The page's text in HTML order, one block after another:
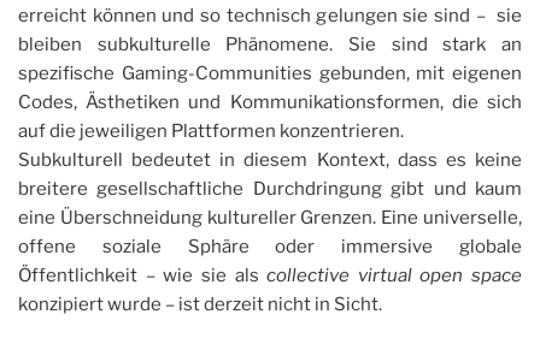
erreicht können und so technisch gelungen sie sind – sie
bleiben subkulturelle Phänomene. Sie sind stark an
spezifische Gaming-Communities gebunden, mit eigenen
Codes, Ästhetiken und Kommunikationsformen, die sich
auf die jeweiligen Plattformen konzentrieren.
Subkulturell bedeutet in diesem Kontext, dass es keine
breitere gesellschaftliche Durchdringung gibt und kaum
eine Überschneidung kultureller Grenzen. Eine universelle,
offene soziale Sphäre oder immersive globale
Öffentlichkeit – wie sie alscollective virtual open space
konzipiert wurde – ist derzeit nicht in Sicht.